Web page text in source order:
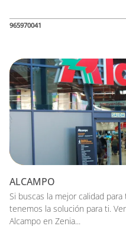
965970041
ALCAMPO
Si buscas la mejor calidad
tenemos la solución para ti.
Alcampo en Zenia...